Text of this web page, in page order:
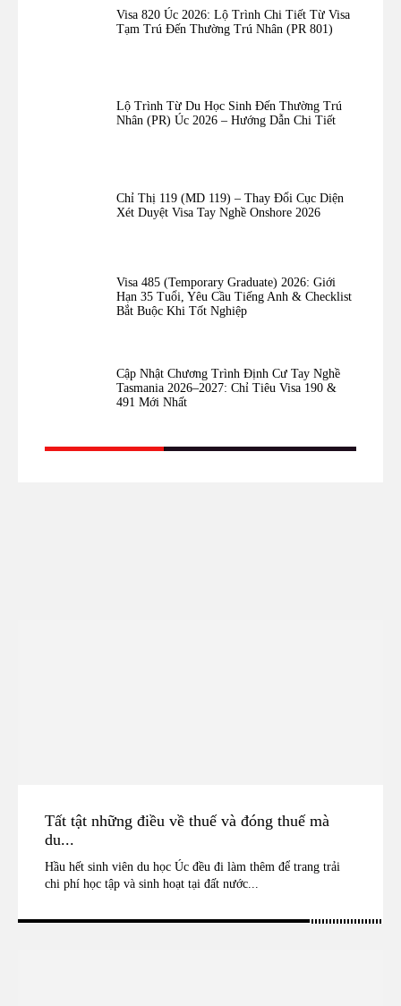
Visa 820 Úc 2026: Lộ Trình Chi Tiết Từ Visa
Tạm Trú Đến Thường Trú Nhân (PR 801)
Lộ Trình Từ Du Học Sinh Đến Thường Trú
Nhân (PR) Úc 2026 – Hướng Dẫn Chi Tiết
Chỉ Thị 119 (MD 119) – Thay Đổi Cục Diện
Xét Duyệt Visa Tay Nghề Onshore 2026
Visa 485 (Temporary Graduate) 2026: Giới
Hạn 35 Tuổi, Yêu Cầu Tiếng Anh & Checklist
Bắt Buộc Khi Tốt Nghiệp
Cập Nhật Chương Trình Định Cư Tay Nghề
Tasmania 2026–2027: Chỉ Tiêu Visa 190 &
491 Mới Nhất
Tất tật những điều về thuế và đóng thuế mà
du...
Hầu hết sinh viên du học Úc đều đi làm thêm để trang trải
chi phí học tập và sinh hoạt tại đất nước...